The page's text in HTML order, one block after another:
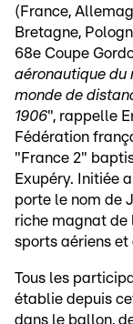
(France,
Bretagne,
68e Coupe
aéronautique du
monde de
1906", rappelle
Fédération
"France 2"
Exupéry. Initiée
porte le nom de
riche magnat de
sports aériens et
Tous les
établie depuis
dans le ballon,